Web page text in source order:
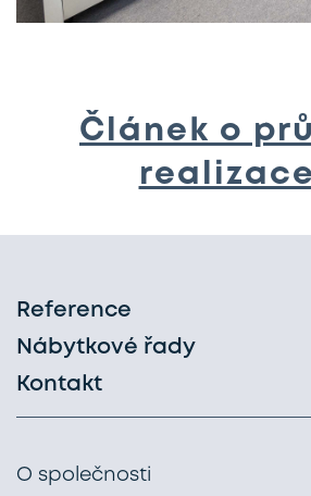
Článek o
Reference
Nábytkové řady
Kontakt
O společnosti